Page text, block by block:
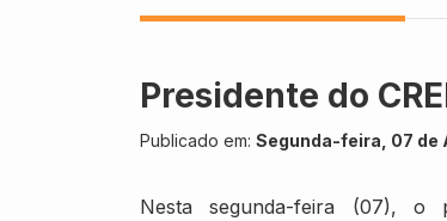
Presidente do
Publicado em: Segunda-feira, 07 de
Nesta segunda-feira (07), o